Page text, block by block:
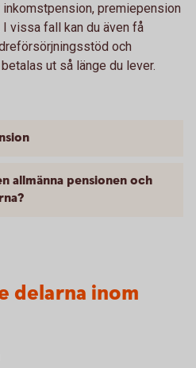
premiepension
vissa fall kan du även få
och
ut så länge du lever.
allmänna pensionen och
delarna inom